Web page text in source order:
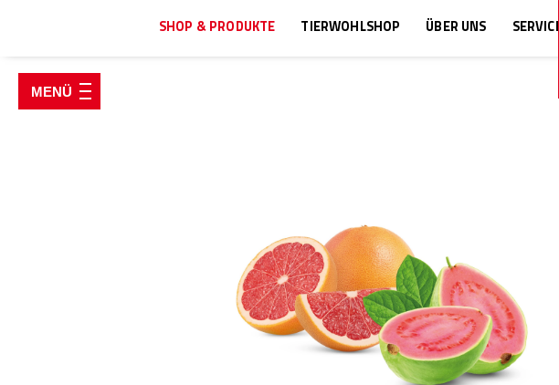
SHOP & PRODUKTE TIERWOHLSHOP ÜBER UNS SERVICE